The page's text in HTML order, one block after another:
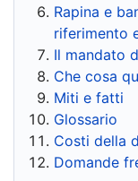
Rapina e
riferimento
Il mandato
Che cosa
Miti e fatti
Glossario
Costi della
Domande